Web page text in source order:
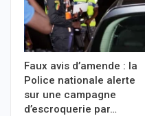
Faux avis d’amende : la
Police nationale alerte
sur une campagne
d’escroquerie par…